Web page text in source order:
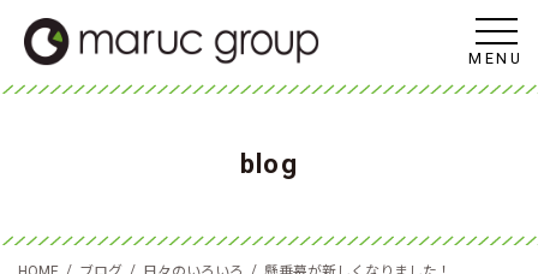
MENU
blog
/ / /